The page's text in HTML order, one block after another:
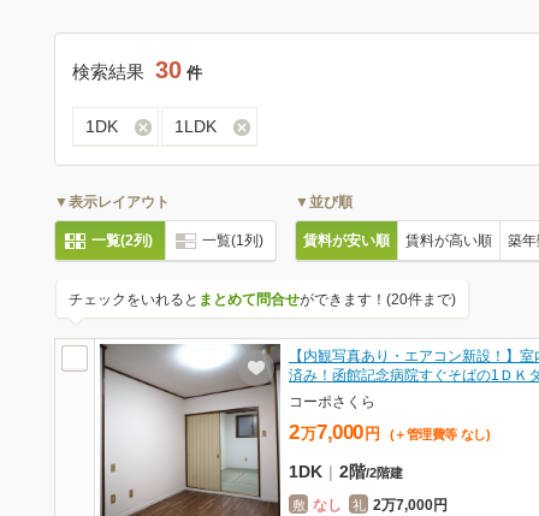
検索結果 30 件
1DK 1LDK
▼表示レイアウト
一覧(2列) 一覧(1列)
▼並び順
賃料が安い順 賃料が高い順 築
チェックをいれると まとめて問合せができます！(20件まで)
【内観写真あり・エアコン新設！】室
済み！函館記念病院すぐそばの1ＤＫ
コーポさくら
2万7,000 円 (＋管理費等 なし)
1DK | 2階/2階建
敷 なし 礼 2万7,000円